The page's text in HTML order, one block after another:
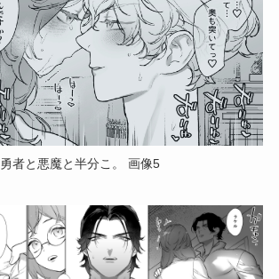
勇者と悪魔と半分こ。 画像5